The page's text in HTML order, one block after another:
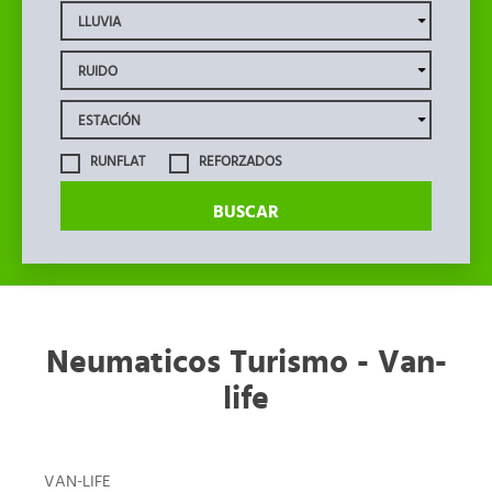
RUNFLAT REFORZADOS
BUSCAR
Neumaticos Turismo - Van-
life
VAN-LIFE